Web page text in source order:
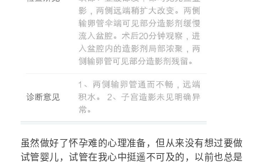
虽然做好了怀孕难的心理准备，但从来没有想过要做
试管婴儿，试管在我心中挺遥不可及的，以前也总是